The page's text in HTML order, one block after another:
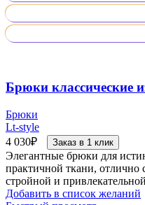
Брюки классические
Брюки
Lt-style
4 030₽ Заказ в 1 клик
Элегантные брюки для
практичной ткани, отлично
стройной и
Добавить в список желаний